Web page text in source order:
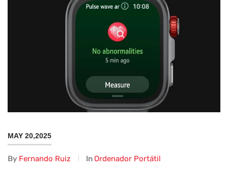
MAY 20,2025
By Fernando Ruiz In Ordenador Portátil